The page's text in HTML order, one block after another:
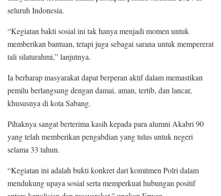
seluruh Indonesia.
“Kegiatan bakti sosial ini tak hanya menjadi momen untuk
memberikan bantuan, tetapi juga sebagai sarana untuk mempererat
tali silaturahmi,” lanjutnya.
Ia berharap masyarakat dapat berperan aktif dalam memastikan
pemilu berlangsung dengan damai, aman, tertib, dan lancar,
khususnya di kota Sabang.
Pihaknya sangat berterima kasih kepada para alumni Akabri 90
yang telah memberikan pengabdian yang tulus untuk negeri
selama 33 tahun.
“Kegiatan ini adalah bukti konkret dari komitmen Polri dalam
mendukung upaya sosial serta memperkuat hubungan positif